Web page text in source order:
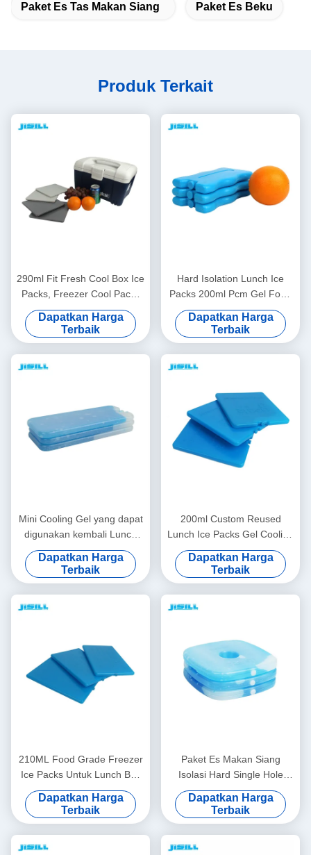
Paket Es Tas Makan Siang Paket Es Beku
Produk Terkait
290ml Fit Fresh Cool Box Ice
Packs, Freezer Cool Packs
19*19*1cm Ukuran Untuk
Makanan Beku
Dapatkan Harga
Terbaik
Hard Isolation Lunch Ice
Packs 200ml Pcm Gel Food
Keep Fresh 16.5*10*2cm
Ukuran Untuk Makanan
Beku
Dapatkan Harga
Terbaik
Mini Cooling Gel yang dapat
digunakan kembali Lunch
Ice Packs Freezer Packs
tahan lama untuk makanan
beku
Dapatkan Harga
Terbaik
200ml Custom Reused
Lunch Ice Packs Gel Cooling
Plate Untuk Rumah Untuk
Makanan Beku
Dapatkan Harga
Terbaik
210ML Food Grade Freezer
Ice Packs Untuk Lunch Box
Dan Coolers Eco-Friendly
Untuk Makanan Makanan
beku
Dapatkan Harga
Terbaik
Paket Es Makan Siang
Isolasi Hard Single Hole
Dengan Elemen Pendingin
Gel Mini PCM Untuk
Makanan Beku
Dapatkan Harga
Terbaik